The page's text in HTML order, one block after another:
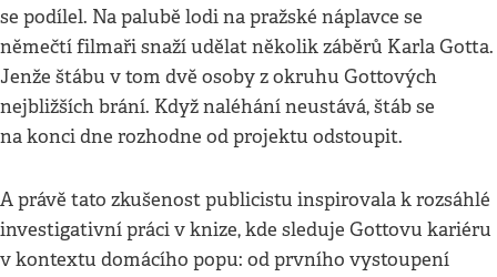
se podílel. Na palubě lodi na pražské náplavce se
němečtí filmaři snaží udělat několik záběrů Karla Gotta.
Jenže štábu v tom dvě osoby z okruhu Gottových
nejbližších brání. Když naléhání neustává, štáb se
na konci dne rozhodne od projektu odstoupit.
A právě tato zkušenost publicistu inspirovala k rozsáhlé
investigativní práci v knize, kde sleduje Gottovu kariéru
v kontextu domácího popu: od prvního vystoupení